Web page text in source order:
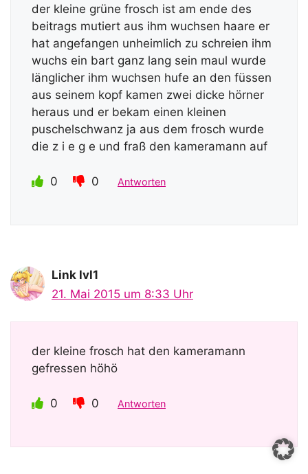
der kleine grüne frosch ist am ende des
beitrags mutiert aus ihm wuchsen haare er
hat angefangen unheimlich zu schreien ihm
wuchs ein bart ganz lang sein maul wurde
länglicher ihm wuchsen hufe an den füssen
aus seinem kopf kamen zwei dicke hörner
heraus und er bekam einen kleinen
puschelschwanz ja aus dem frosch wurde
die z i e g e und fraß den kameramann auf
0 0 Antworten
Link lvl1
21. Mai 2015 um 8:33 Uhr
der kleine frosch hat den kameramann
gefressen höhö
0 0 Antworten